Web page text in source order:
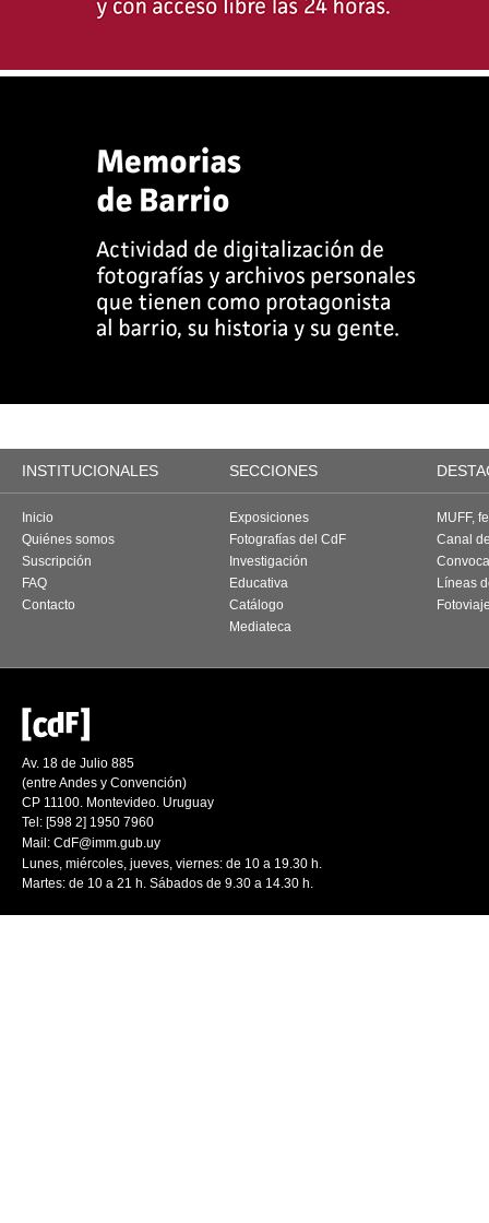
INSTITUCIONALES SECCIONES
Inicio
Quiénes somos
Suscripción
FAQ
Contacto
Exposiciones
Fotografías del CdF
Investigación
Educativa
Catálogo
Mediateca
MUFF,
Canal
Líneas
Av. 18 de Julio 885
(entre Andes y Convención)
CP 11100. Montevideo. Uruguay
Tel: [598 2] 1950 7960
Mail: CdF@imm.gub.uy
Lunes, miércoles, jueves, viernes: de 10 a 19.30 h.
Martes: de 10 a 21 h. Sábados de 9.30 a 14.30 h.